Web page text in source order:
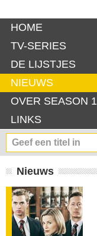
HOME
TV-SERIES
DE LIJSTJES
NIEUWS
OVER SEASON 1
LINKS
Nieuws